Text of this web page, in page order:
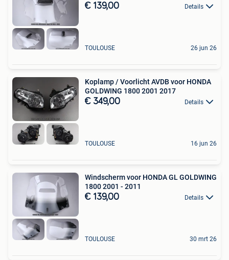
€ 139,00 Details
TOULOUSE 26 jun 26
Koplamp / Voorlicht AVDB voor HONDA
GOLDWING 1800 2001 2017
€ 349,00 Details
TOULOUSE 16 jun 26
Windscherm voor HONDA GL GOLDWING
1800 2001 - 2011
€ 139,00 Details
TOULOUSE 30 mrt 26